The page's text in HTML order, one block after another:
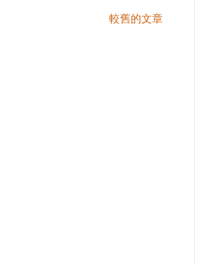
較舊的文章